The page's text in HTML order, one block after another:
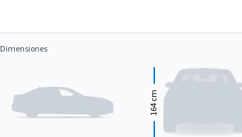
Dimensiones
164
cm